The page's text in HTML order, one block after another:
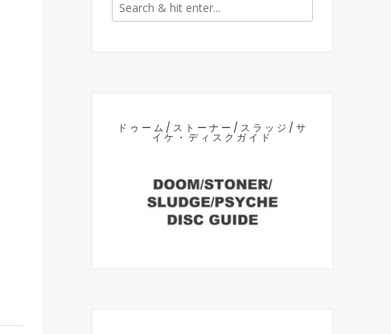
ドゥーム/ストーナー/スラッジ/サ
イケ・ディスクガイド